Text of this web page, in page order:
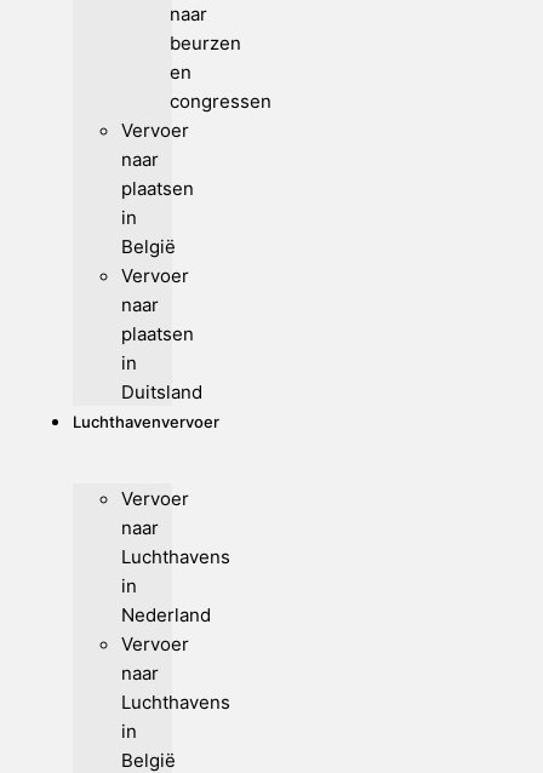
naar
beurzen
en
congressen
Vervoer
naar
plaatsen
in
België
Vervoer
naar
plaatsen
in
Duitsland
Luchthavenvervoer
Vervoer
naar
Luchthavens
in
Nederland
Vervoer
naar
Luchthavens
in
België